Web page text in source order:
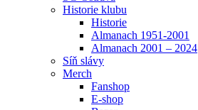
Historie klubu
Historie
Almanach 1951-2001
Almanach 2001 – 2024
Síň slávy
Merch
Fanshop
E-shop